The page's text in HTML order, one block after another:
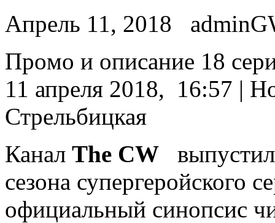
Апрель 11, 2018
Прoмo и описание 18
11 апреля 2018, 16:57 |
Стрельбицкая
Канал The CW
сезона супергеройского
официальный синопсис